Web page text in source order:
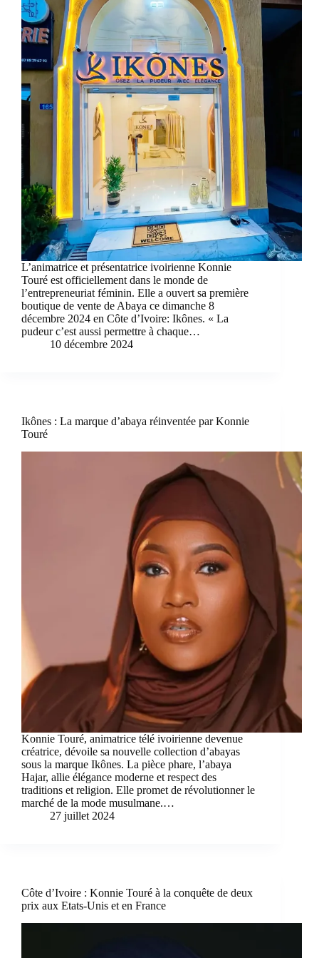
L’animatrice et présentatrice ivoirienne Konnie
Touré est officiellement dans le monde de
l’entrepreneuriat féminin. Elle a ouvert sa première
boutique de vente de Abaya ce dimanche 8
décembre 2024 en Côte d’Ivoire: Ikônes. « La
pudeur c’est aussi permettre à chaque…
10 décembre 2024
Ikônes : La marque d’abaya réinventée par Konnie
Touré
Konnie Touré, animatrice télé ivoirienne devenue
créatrice, dévoile sa nouvelle collection d’abayas
sous la marque Ikônes. La pièce phare, l’abaya
Hajar, allie élégance moderne et respect des
traditions et religion. Elle promet de révolutionner le
marché de la mode musulmane.…
27 juillet 2024
Côte d’Ivoire : Konnie Touré à la conquête de deux
prix aux Etats-Unis et en France